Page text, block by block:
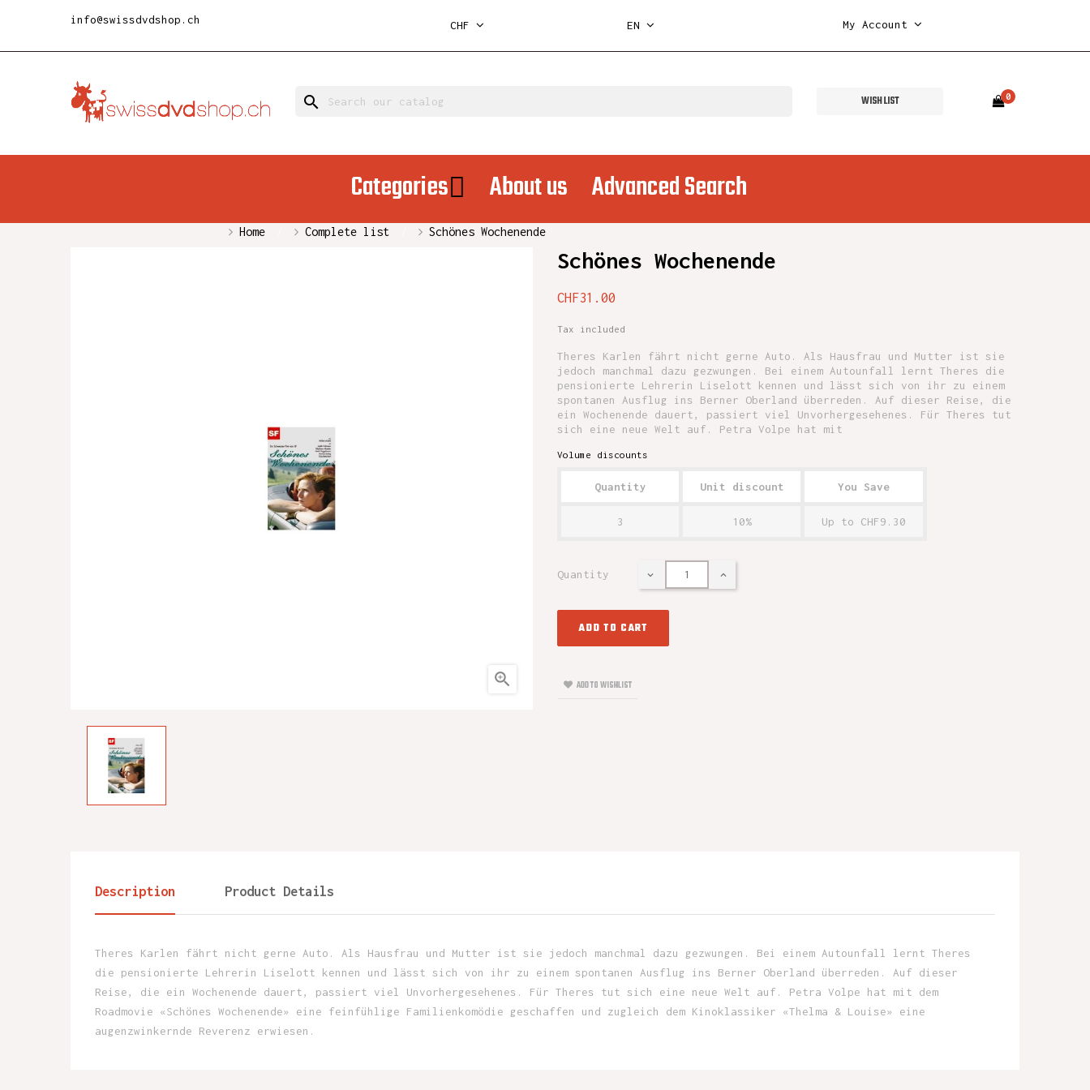
info@swissdvdshop.ch CHF EN My Account
search WISH LIST 0
Categories About us Advanced Search
Home Complete list Schönes Wochenende

Schönes Wochenende
CHF31.00
Tax included
Theres Karlen fährt nicht gerne Auto. Als Hausfrau und Mutter ist sie
jedoch manchmal dazu gezwungen. Bei einem Autounfall lernt Theres die
pensionierte Lehrerin Liselott kennen und lässt sich von ihr zu einem
spontanen Ausflug ins Berner Oberland überreden. Auf dieser Reise, die
ein Wochenende dauert, passiert viel Unvorhergesehenes. Für Theres tut
sich eine neue Welt auf. Petra Volpe hat mit
Volume discounts
Quantity Unit discount You Save
3 10% Up to CHF9.30
Quantity
ADD TO CART
ADD TO WISHLIST
Description Product Details
Theres Karlen fährt nicht gerne Auto. Als Hausfrau und Mutter ist sie jedoch manchmal dazu gezwungen. Bei einem Autounfall lernt Theres
die pensionierte Lehrerin Liselott kennen und lässt sich von ihr zu einem spontanen Ausflug ins Berner Oberland überreden. Auf dieser
Reise, die ein Wochenende dauert, passiert viel Unvorhergesehenes. Für Theres tut sich eine neue Welt auf. Petra Volpe hat mit dem
Roadmovie «Schönes Wochenende» eine feinfühlige Familienkomödie geschaffen und zugleich dem Kinoklassiker «Thelma & Louise» eine
augenzwinkernde Reverenz erwiesen.